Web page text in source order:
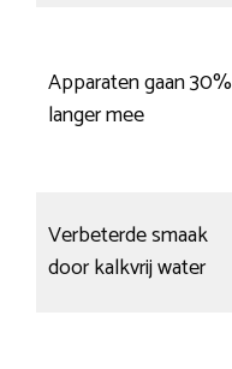
Apparaten gaan 30%
langer mee
Verbeterde smaak
door kalkvrij water